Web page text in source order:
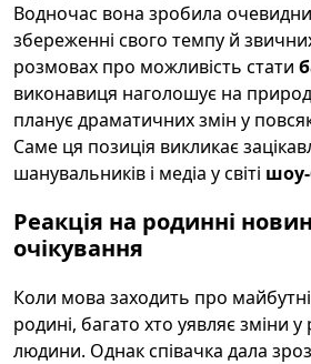
Водночас вона зробила
збереженні свого темпу й
розмовах про можливість стати
виконавиця наголошує на
планує драматичних змін у
Саме ця позиція викликає
шанувальників і медіа у світі шоу-
Реакція на родинні
очікування
Коли мова заходить про
родині, багато хто уявляє зміни у
людини. Однак співачка дала